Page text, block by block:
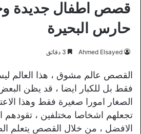
قصص اطفال جديدة
حارس البحيرة
Ahmed Elsayed
القصص عالم مشوق ، هذا العالم
فقط بل للكبار ايضا ، قد يظن
الصغار امورا صغيرة فقط وهذا
تجعلهم اشخاصا مختلفين ، تقودهم
الافضل ، من خلال القصص يتعلم